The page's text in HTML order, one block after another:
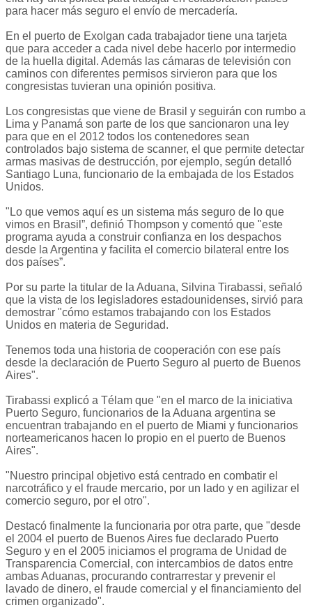
para hacer más seguro el envío de mercadería.
En el puerto de Exolgan cada trabajador tiene una tarjeta
que para acceder a cada nivel debe hacerlo por intermedio
de la huella digital. Además las cámaras de televisión con
caminos con diferentes permisos sirvieron para que los
congresistas tuvieran una opinión positiva.
Los congresistas que viene de Brasil y seguirán con rumbo a
Lima y Panamá son parte de los que sancionaron una ley
para que en el 2012 todos los contenedores sean
controlados bajo sistema de scanner, el que permite detectar
armas masivas de destrucción, por ejemplo, según detalló
Santiago Luna, funcionario de la embajada de los Estados
Unidos.
"Lo que vemos aquí es un sistema más seguro de lo que
vimos en Brasil”, definió Thompson y comentó que "este
programa ayuda a construir confianza en los despachos
desde la Argentina y facilita el comercio bilateral entre los
dos países”.
Por su parte la titular de la Aduana, Silvina Tirabassi, señaló
que la vista de los legisladores estadounidenses, sirvió para
demostrar "cómo estamos trabajando con los Estados
Unidos en materia de Seguridad.
Tenemos toda una historia de cooperación con ese país
desde la declaración de Puerto Seguro al puerto de Buenos
Aires".
Tirabassi explicó a Télam que "en el marco de la iniciativa
Puerto Seguro, funcionarios de la Aduana argentina se
encuentran trabajando en el puerto de Miami y funcionarios
norteamericanos hacen lo propio en el puerto de Buenos
Aires".
"Nuestro principal objetivo está centrado en combatir el
narcotráfico y el fraude mercario, por un lado y en agilizar el
comercio seguro, por el otro".
Destacó finalmente la funcionaria por otra parte, que "desde
el 2004 el puerto de Buenos Aires fue declarado Puerto
Seguro y en el 2005 iniciamos el programa de Unidad de
Transparencia Comercial, con intercambios de datos entre
ambas Aduanas, procurando contrarrestar y prevenir el
lavado de dinero, el fraude comercial y el financiamiento del
crimen organizado".